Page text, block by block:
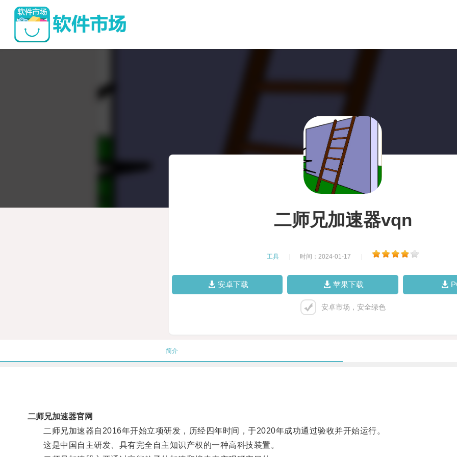
二师兄加速器vqn
工具 时间：2024-01-17
安卓下载 苹果下载
安卓市场，安全绿色
简介
二师兄加速器官网
二师兄加速器自2016年开始立项研发，历经四年时间，于2020年成功通过验收并开始运行。
这是中国自主研发、具有完全自主知识产权的一种高科技装置。